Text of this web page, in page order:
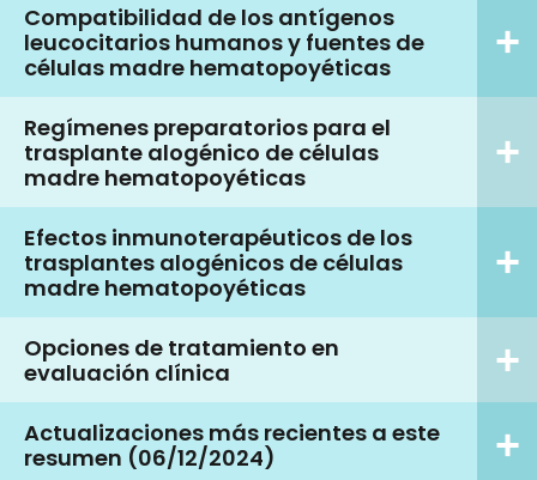
Compatibilidad de los antígenos
leucocitarios humanos y fuentes de
células madre hematopoyéticas
Regímenes preparatorios para el
trasplante alogénico de células
madre hematopoyéticas
Efectos inmunoterapéuticos de los
trasplantes alogénicos de células
madre hematopoyéticas
Opciones de tratamiento en
evaluación clínica
Actualizaciones más recientes a este
resumen (06/12/2024)